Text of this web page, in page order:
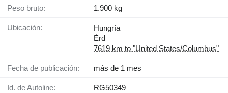
Peso bruto: 1.900 kg
Ubicación:
Hungría
Érd
7619 km to "United States/Columbus"
Fecha de publicación: más de 1 mes
Id. de Autoline: RG50349